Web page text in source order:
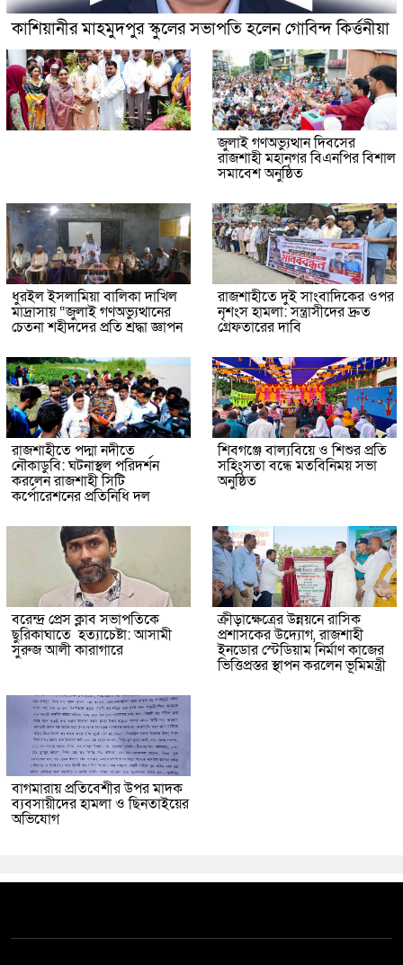
কাশিয়ানীর মাহমুদপুর স্কুলের সভাপতি হলেন গোবিন্দ কির্ত্তনীয়া
জুলাই গণঅভ্যুত্থান দিবসের
রাজশাহী মহানগর বিএনপির বিশাল
সমাবেশ অনুষ্ঠিত
ধুরইল ইসলামিয়া বালিকা দাখিল
মাদ্রাসায় “জুলাই গণঅভ্যুত্থানের
চেতনা শহীদদের প্রতি শ্রদ্ধা জ্ঞাপন
রাজশাহীতে দুই সাংবাদিকের ওপর
নৃশংস হামলা: সন্ত্রাসীদের দ্রুত
গ্রেফতারের দাবি
রাজশাহীতে পদ্মা নদীতে
নৌকাডুবি: ঘটনাস্থল পরিদর্শন
করলেন রাজশাহী সিটি
কর্পোরেশনের প্রতিনিধি দল
শিবগঞ্জে বাল্যবিয়ে ও শিশুর প্রতি
সহিংসতা বন্ধে মতবিনিময় সভা
অনুষ্ঠিত
বরেন্দ্র প্রেস ক্লাব সভাপতিকে
ছুরিকাঘাতে হত্যাচেষ্টা: আসামী
সুরুজ আলী কারাগারে
ক্রীড়াক্ষেত্রের উন্নয়নে রাসিক
প্রশাসকের উদ্যোগ, রাজশাহী
ইনডোর স্টেডিয়াম নির্মাণ কাজের
ভিত্তিপ্রস্তর স্থাপন করলেন ভূমিমন্ত্রী
বাগমারায় প্রতিবেশীর উপর মাদক
ব্যবসায়ীদের হামলা ও ছিনতাইয়ের
অভিযোগ